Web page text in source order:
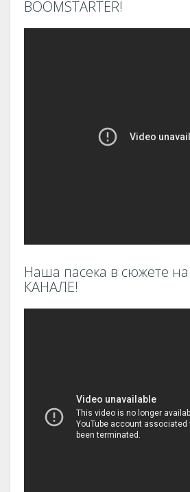
BOOMSTARTER!
Наша пасека в сюжете
КАНАЛЕ!